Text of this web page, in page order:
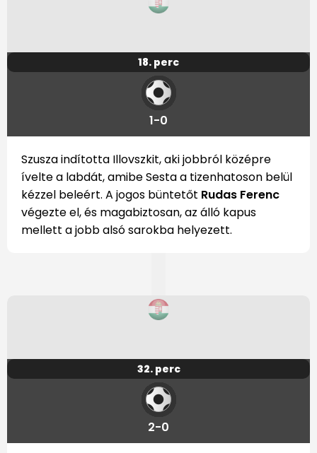
18. perc
1-0
Szusza indította Illovszkit, aki jobbról középre
ívelte a labdát, amibe Sesta a tizenhatoson belül
kézzel beleért. A jogos büntetőt Rudas Ferenc
végezte el, és magabiztosan, az álló kapus
mellett a jobb alsó sarokba helyezett.
32. perc
2-0